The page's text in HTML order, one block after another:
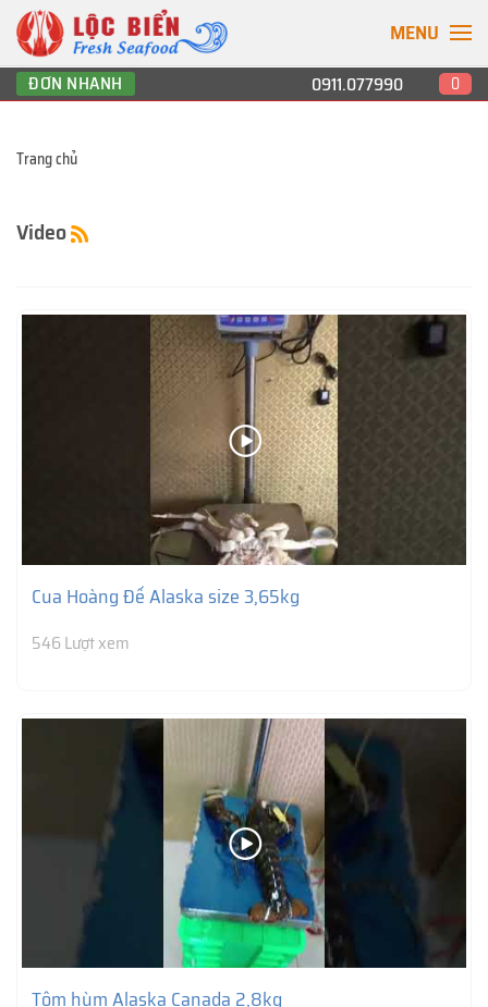
MENU
ĐƠN NHANH 0911.077990 0
Trang chủ
Video
Cua Hoàng Đế Alaska size 3,65kg
546 Lượt xem
Tôm hùm Alaska Canada 2,8kg